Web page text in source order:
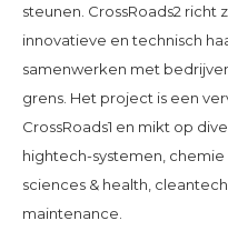
steunen. CrossRoads2 richt
innovatieve en technisch
samenwerken met
grens. Het project is een
CrossRoads1 en mikt op
hightech-systemen,
sciences & health,
maintenance.